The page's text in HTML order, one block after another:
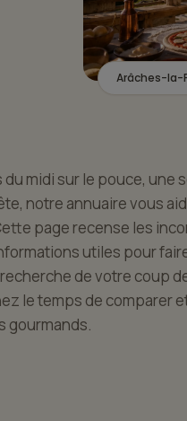
Arâches-la-
midi sur le pouce, une
notre annuaire vous
page recense les
utiles pour
de votre coup
le temps de comparer
gourmands.